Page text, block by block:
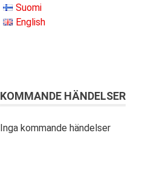
Suomi
English
KOMMANDE HÄNDELSER
Inga kommande händelser